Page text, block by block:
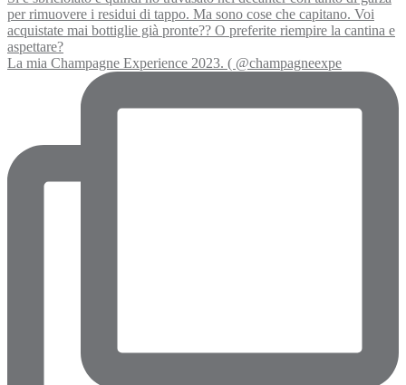
La mia Champagne Experience 2023. ( @champagneexpe